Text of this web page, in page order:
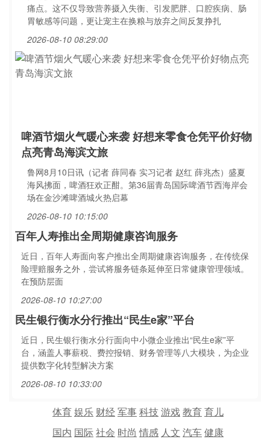
痛点。这不仅导致营养摄入失衡、引发肥胖、口腔疾病、肠
胃敏感等问题，更让宠主在换粮与放弃之间反复挣扎
2026-08-10 08:29:00
啤酒节烟火气暖心来袭 好想来零食仓凭平价好物
点亮青岛海滨文旅
鲁网8月10日讯（记者 薛同春 实习记者 赵红 薛兆杰）盛夏
海风拂面，啤酒狂欢正酣。第36届青岛国际啤酒节西海岸会
场在金沙滩啤酒城火热启幕
2026-08-10 10:15:00
百年人寿推出全周期健康咨询服务
近日，百年人寿面向客户推出全周期健康咨询服务，在传统保
险理赔服务之外，尝试将服务链条延伸至日常健康管理领域。
在预防层面
2026-08-10 10:27:00
民生银行衡水分行推出“民生e家”平台
近日，民生银行衡水分行面向中小微企业推出“民生e家”平
台，涵盖人事薪税、费控报销、财务管理等八大模块，为企业
提供数字化转型解决方案
2026-08-10 10:33:00
体育娱乐 财经军事科技游戏教育育儿
国内 国际社会 时尚 情感 人文 汽车健康